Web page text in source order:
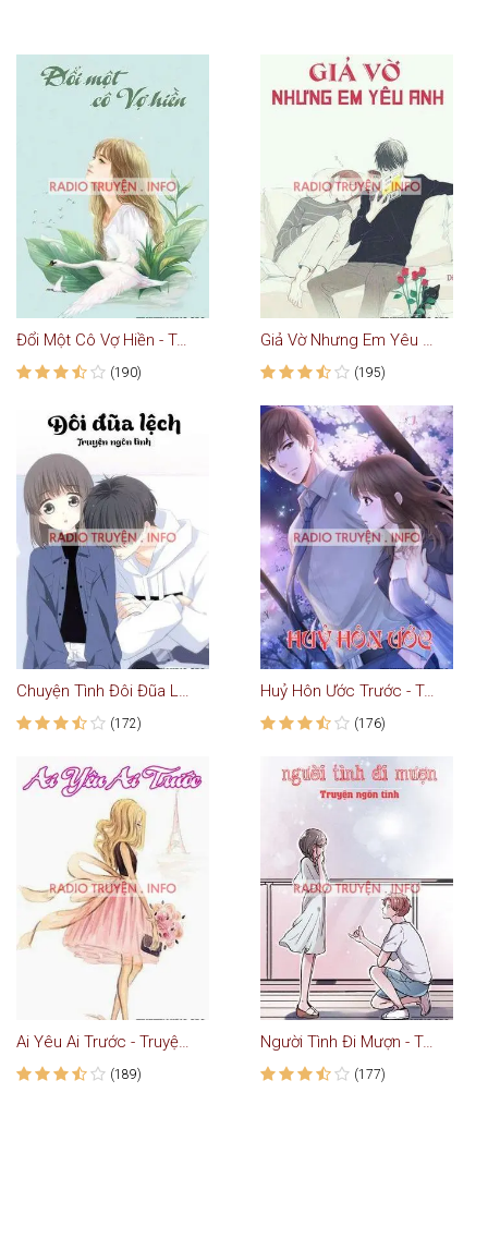
Đổi Một Cô Vợ Hiền - Truyện Ngôn Tình
(190)
Giả Vờ Nhưng Em Yêu Anh - Truyện Ngôn Tình
(195)
Chuyện Tình Đôi Đũa Lệch - Truyện Ngôn Tình
(172)
Huỷ Hôn Ước Trước - Truyện Ngôn Tình
(176)
Ai Yêu Ai Trước - Truyện Ngôn Tình
(189)
Người Tình Đi Mượn - Truyện Ngôn Tình
(177)